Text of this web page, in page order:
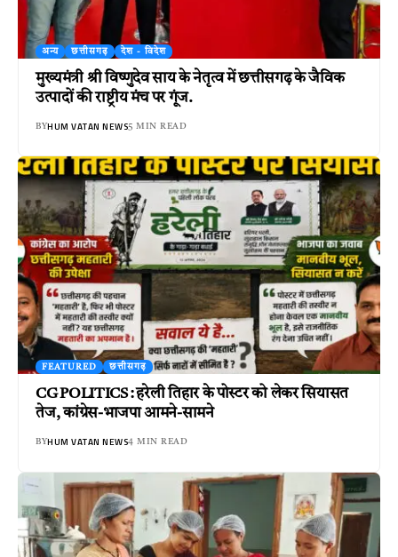
अन्य छत्तीसगढ़ देश - विदेश
मुख्यमंत्री श्री विष्णुदेव साय के नेतृत्व में छत्तीसगढ़ के जैविक
उत्पादों की राष्ट्रीय मंच पर गूंज.
BYHUM VATAN NEWS5 MIN READ
FEATURED छत्तीसगढ़
CG POLITICS : हरेली तिहार के पोस्टर को लेकर सियासत
तेज, कांग्रेस-भाजपा आमने-सामने
BYHUM VATAN NEWS4 MIN READ